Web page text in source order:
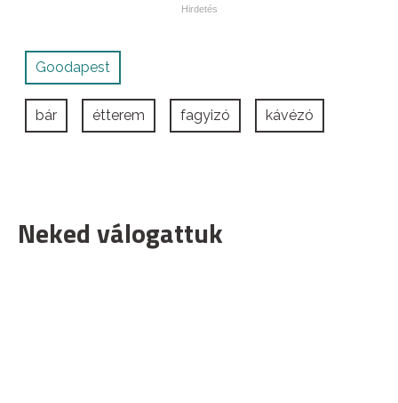
Goodapest
bár étterem fagyizó kávézó
Neked válogattuk